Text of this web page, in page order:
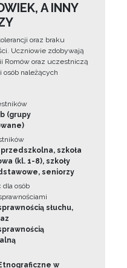
A INNY
oraz braku
Uczniowie zdobywają
Romów oraz uczestniczą
należących
(grupy
szkoła
(kl. 1-8), szkoły
seniorzy
dla osób
słuchu,
w